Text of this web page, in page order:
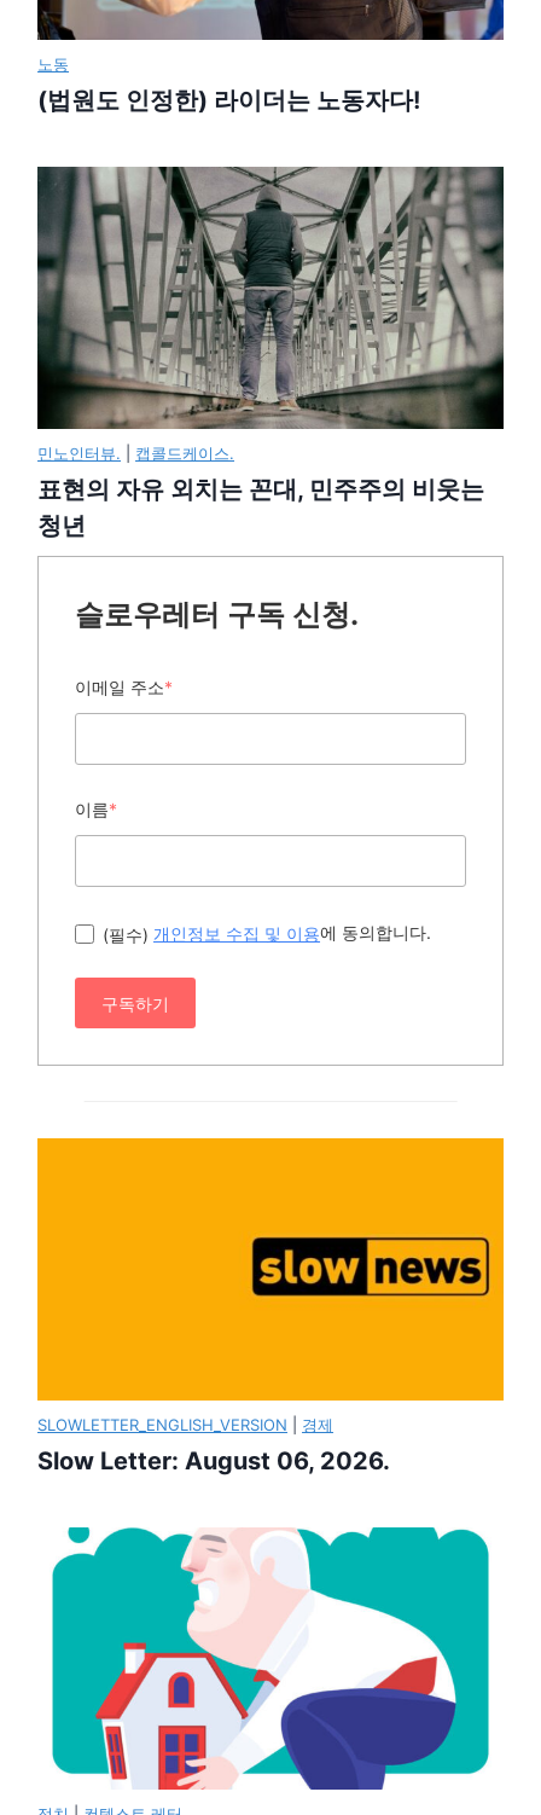
노동
(법원도 인정한) 라이더는 노동자다!
민노인터뷰. 캡콜드케이스.
표현의 자유 외치는 꼰대, 민주주의 비웃는
청년
슬로우레터 구독 신청.
이메일 주소*
이름*
(필수) 개인정보 수집 및 이용에 동의합니다.
구독하기
SLOWLETTER_ENGLISH_VERSION 경제
Slow Letter: August 06, 2026.